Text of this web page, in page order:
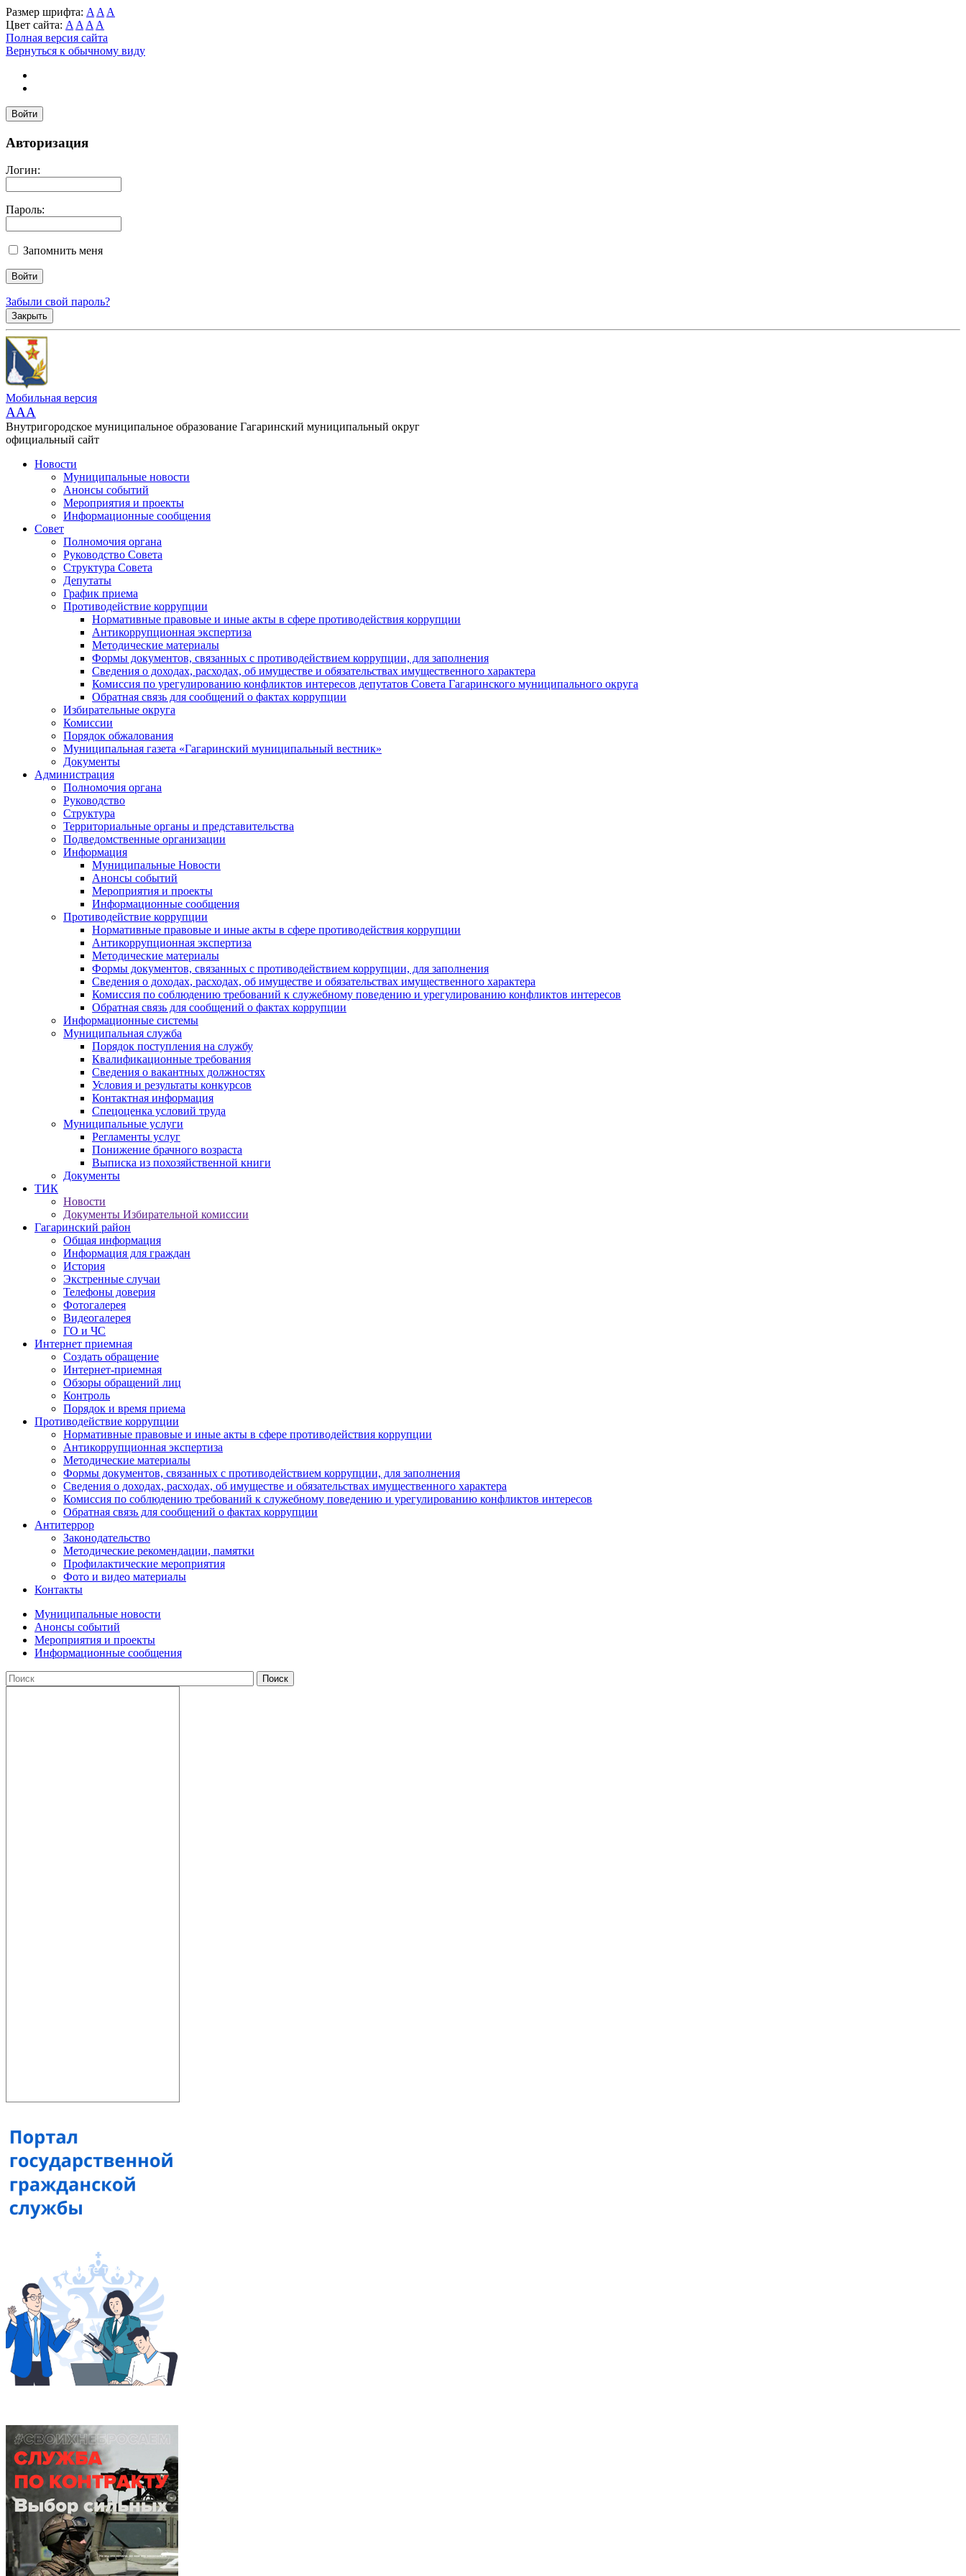
Размер шрифта: A A A
Цвет сайта: A A A A
Полная версия сайта
Вернуться к обычному виду
Войти
Авторизация
Логин:
Пароль:
Запомнить меня
Забыли свой пароль?
Закрыть
Мобильная версия
AAA
Внутригородское муниципальное образование Гагаринский муниципальный округ
официальный сайт
Новости
Муниципальные новости
Анонсы событий
Мероприятия и проекты
Информационные сообщения
Совет
Полномочия органа
Руководство Совета
Структура Совета
Депутаты
График приема
Противодействие коррупции
Нормативные правовые и иные акты в сфере противодействия коррупции
Антикоррупционная экспертиза
Методические материалы
Формы документов, связанных с противодействием коррупции, для заполнения
Сведения о доходах, расходах, об имуществе и обязательствах имущественного характера
Комиссия по урегулированию конфликтов интересов депутатов Совета Гагаринского муниципального округа
Обратная связь для сообщений о фактах коррупции
Избирательные округа
Комиссии
Порядок обжалования
Муниципальная газета «Гагаринский муниципальный вестник»
Документы
Администрация
Полномочия органа
Руководство
Структура
Территориальные органы и представительства
Подведомственные организации
Информация
Муниципальные Новости
Анонсы событий
Мероприятия и проекты
Информационные сообщения
Противодействие коррупции
Нормативные правовые и иные акты в сфере противодействия коррупции
Антикоррупционная экспертиза
Методические материалы
Формы документов, связанных с противодействием коррупции, для заполнения
Сведения о доходах, расходах, об имуществе и обязательствах имущественного характера
Комиссия по соблюдению требований к служебному поведению и урегулированию конфликтов интересов
Обратная связь для сообщений о фактах коррупции
Информационные системы
Муниципальная служба
Порядок поступления на службу
Квалификационные требования
Сведения о вакантных должностях
Условия и результаты конкурсов
Контактная информация
Спецоценка условий труда
Муниципальные услуги
Регламенты услуг
Понижение брачного возраста
Выписка из похозяйственной книги
Документы
ТИК
Новости
Документы Избирательной комиссии
Гагаринский район
Общая информация
Информация для граждан
История
Экстренные случаи
Телефоны доверия
Фотогалерея
Видеогалерея
ГО и ЧС
Интернет приемная
Создать обращение
Интернет-приемная
Обзоры обращений лиц
Контроль
Порядок и время приема
Противодействие коррупции
Нормативные правовые и иные акты в сфере противодействия коррупции
Антикоррупционная экспертиза
Методические материалы
Формы документов, связанных с противодействием коррупции, для заполнения
Сведения о доходах, расходах, об имуществе и обязательствах имущественного характера
Комиссия по соблюдению требований к служебному поведению и урегулированию конфликтов интересов
Обратная связь для сообщений о фактах коррупции
Антитеррор
Законодательство
Методические рекомендации, памятки
Профилактические мероприятия
Фото и видео материалы
Контакты
Муниципальные новости
Анонсы событий
Мероприятия и проекты
Информационные сообщения